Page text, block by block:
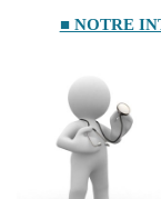
■ NOTRE